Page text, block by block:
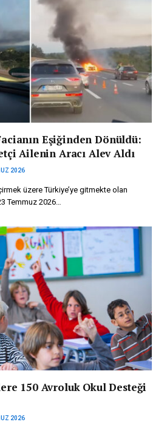
Eşiğinden Dönüldü:
Ailenin Aracı Alev Aldı
2026
üzere Türkiye’ye gitmekte olan
Temmuz 2026…
150 Avroluk Okul Desteği
2026